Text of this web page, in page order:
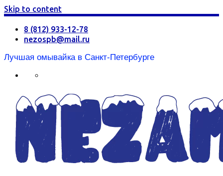
Skip to content
8 (812) 933-12-78
nezospb@mail.ru
Лучшая омывайка в Санкт-Петербурге